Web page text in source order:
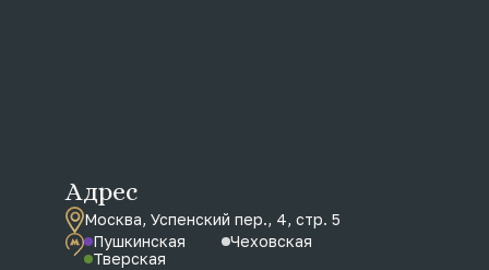
Адрес
Москва, Успенский пер., 4, стр. 5
Пушкинская
Чеховская
Тверская